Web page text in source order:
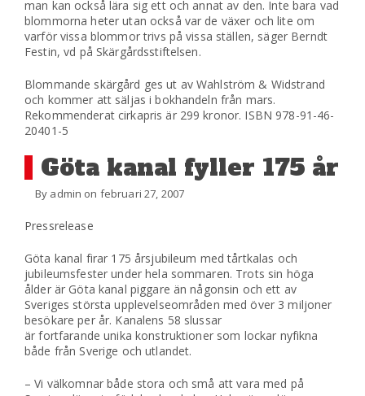
man kan också lära sig ett och annat av den. Inte bara vad
blommorna heter utan också var de växer och lite om
varför vissa blommor trivs på vissa ställen, säger Berndt
Festin, vd på Skärgårdsstiftelsen.
Blommande skärgård ges ut av Wahlström & Widstrand
och kommer att säljas i bokhandeln från mars.
Rekommenderat cirkapris är 299 kronor. ISBN 978-91-46-
20401-5
Göta kanal fyller 175 år
By admin on februari 27, 2007
Pressrelease
Göta kanal firar 175 årsjubileum med tårtkalas och
jubileumsfester under hela sommaren. Trots sin höga
ålder är Göta kanal piggare än någonsin och ett av
Sveriges största upplevelseområden med över 3 miljoner
besökare per år. Kanalens 58 slussar
är fortfarande unika konstruktioner som lockar nyfikna
både från Sverige och utlandet.
– Vi välkomnar både stora och små att vara med på